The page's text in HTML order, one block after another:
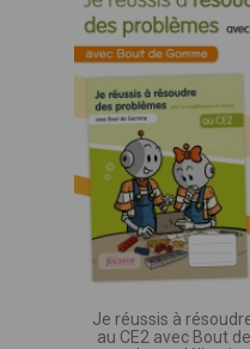
Je réussis à
au CE2 avec Bout